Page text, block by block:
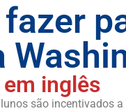
inglês
são incentivados